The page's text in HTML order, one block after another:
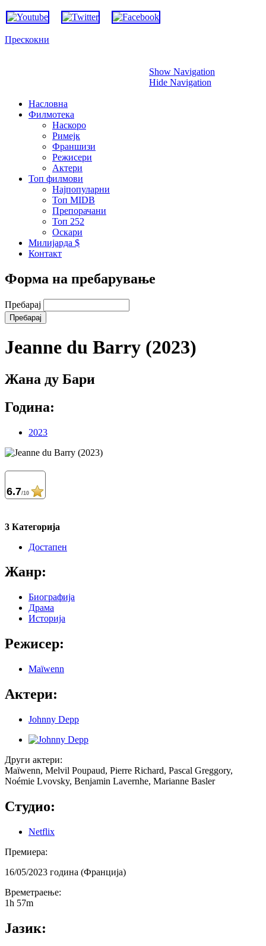
Прескокни
Show Navigation
Hide Navigation
Насловна
Филмотека
Наскоро
Римејк
Франшизи
Режисери
Актери
Топ филмови
Најпопуларни
Топ MIDB
Препорачани
Топ 252
Оскари
Милијарда $
Контакт
Форма на пребарување
Пребарај
Jeanne du Barry (2023)
Жана ду Бари
Година:
2023
6.7/10
3 Категорија
Достапен
Жанр:
Биографија
Драма
Историја
Режисер:
Maïwenn
Актери:
Johnny Depp
Други актери:
Maïwenn, Melvil Poupaud, Pierre Richard, Pascal Greggory,
Noémie Lvovsky, Benjamin Lavernhe, Marianne Basler
Студио:
Netflix
Премиера:
16/05/2023 година (Франција)
Времетраење:
1h 57m
Јазик: